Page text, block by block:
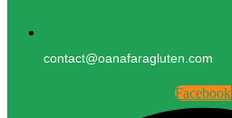
contact@oanafaragluten.com
Facebook